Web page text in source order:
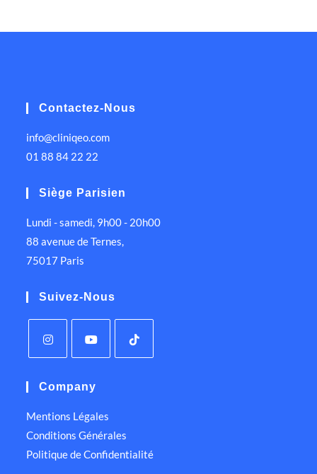
Contactez-Nous
info@cliniqeo.com
01 88 84 22 22
Siège Parisien
Lundi - samedi, 9h00 - 20h00
88 avenue de Ternes,
75017 Paris
Suivez-Nous
Company
Mentions Légales
Conditions Générales
Politique de Confidentialité